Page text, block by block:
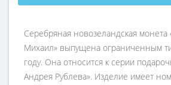
Серебряная новозеландская монета
Михаил» выпущена ограниченным
году. Она относится к серии
Андрея Рублева». Изделие имеет